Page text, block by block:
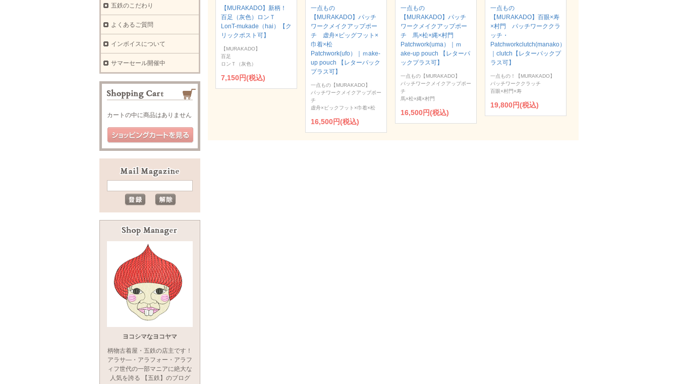
【MURAKADO】新柄！
百足（灰色）ロンＴ
LonT-mukade（hai）【ク
リックポスト可】
【MURAKADO】
百足
ロンＴ（灰色）
7,150円(税込)
一点もの
【MURAKADO】パッチ
ワークメイクアップポー
チ 虚舟×ビッグフット×
巾着×松
Patchwork(ufo）｜ｍake-
up pouch 【レターパック
プラス可】
一点もの【MURAKADO】
パッチワークメイクアップポー
チ
虚舟×ビックフット×巾着×松
16,500円(税込)
一点もの
【MURAKADO】パッチ
ワークメイクアップポー
チ 馬×松×縄×村門
Patchwork(uma）｜ｍ
ake-up pouch 【レターパ
ックプラス可】
一点もの【MURAKADO】
パッチワークメイクアップポー
チ
馬×松×縄×村門
16,500円(税込)
一点もの
【MURAKADO】百眼×寿
×村門 パッチワーククラ
ッチ・
Patchworkclutch(manako）
｜clutch【レターパックプ
ラス可】
一点もの！【MURAKADO】
パッチワーククラッチ
百眼×村門×寿
19,800円(税込)
五鉄のこだわり
よくあるご質問
インボイスについて
サマーセール開催中
カートの中に商品はありません
ヨコシマなヨコヤマ
柄物古着屋・五鉄の店主です！
アラサ―・アラフォー・アラフ
ィフ世代の一部マニアに絶大な
人気を誇る 【五鉄】のブログ